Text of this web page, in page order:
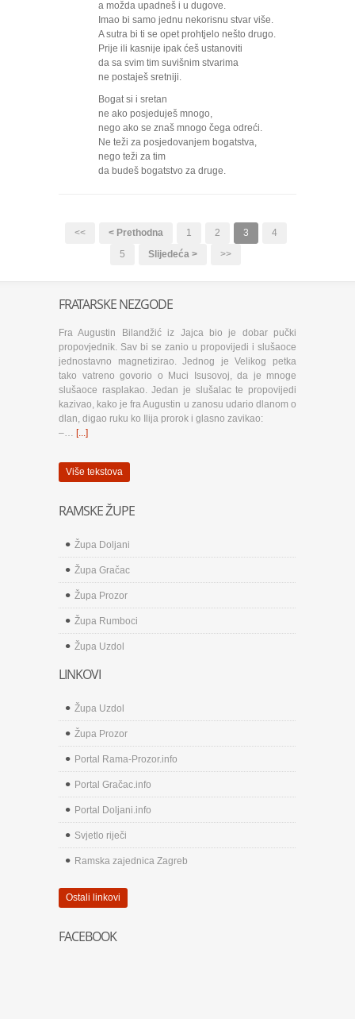
a možda upadneš i u dugove.
Imao bi samo jednu nekorisnu stvar više.
A sutra bi ti se opet prohtjelo nešto drugo.
Prije ili kasnije ipak ćeš ustanoviti
da sa svim tim suvišnim stvarima
ne postaješ sretniji.
Bogat si i sretan
ne ako posjeduješ mnogo,
nego ako se znaš mnogo čega odreći.
Ne teži za posjedovanjem bogatstva,
nego teži za tim
da budeš bogatstvo za druge.
<< < Prethodna 1 2 3
4
5
Slijedeća > >>
FRATARSKE NEZGODE
Fra Augustin Bilandžić iz Jajca bio je dobar pučki
propovjednik. Sav bi se zanio u propovijedi i slušaoce
jednostavno magnetizirao. Jednog je Velikog petka
tako vatreno govorio o Muci Isusovoj, da je mnoge
slušaoce rasplakao. Jedan je slušalac te propovijedi
kazivao, kako je fra Augustin u zanosu udario dlanom o
dlan, digao ruku ko Ilija prorok i glasno zavikao:
–… [...]
Više tekstova
RAMSKE ŽUPE
Župa Doljani
Župa Gračac
Župa Prozor
Župa Rumboci
Župa Uzdol
LINKOVI
Župa Uzdol
Župa Prozor
Portal Rama-Prozor.info
Portal Gračac.info
Portal Doljani.info
Svjetlo riječi
Ramska zajednica Zagreb
Ostali linkovi
FACEBOOK